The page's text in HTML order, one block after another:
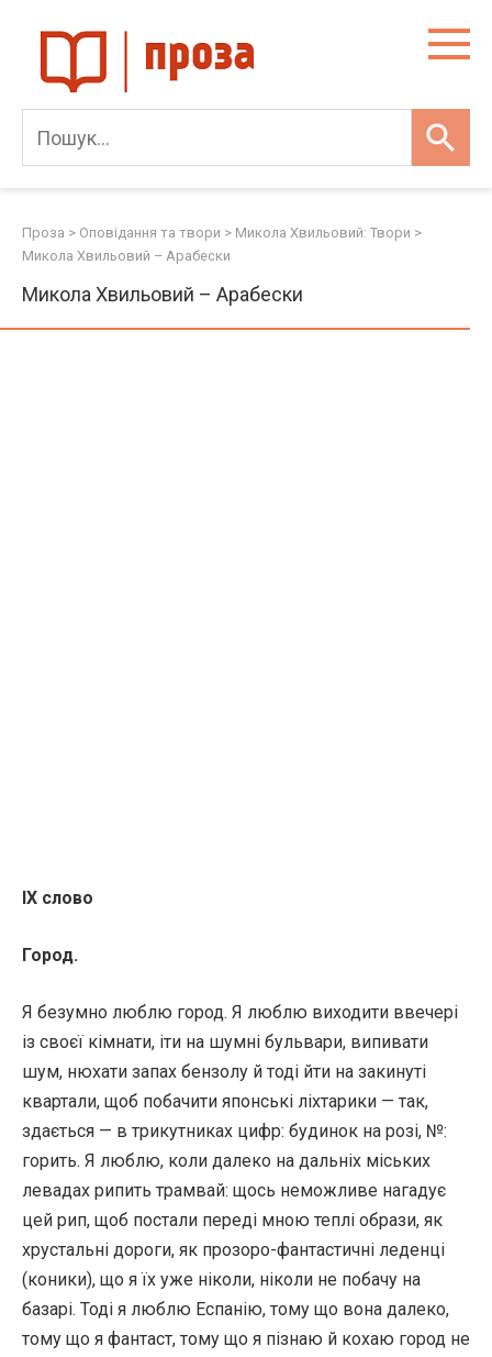
content
Проза > Оповідання та твори > Микола Хвильовий: Твори >
Микола Хвильовий – Арабески
Микола Хвильовий – Арабески
IX слово
Город.
Я безумно люблю город. Я люблю виходити ввечері
із своєї кімнати, іти на шумні бульвари, випивати
шум, нюхати запах бензолу й тоді йти на закинуті
квартали, щоб побачити японські ліхтарики — так,
здається — в трикутниках цифр: будинок на розі, №:
горить. Я люблю, коли далеко на дальніх міських
левадах рипить трамвай: щось неможливе нагадує
цей рип, щоб постали переді мною теплі образи, як
хрустальні дороги, як прозоро-фантастичні леденці
(коники), що я їх уже ніколи, ніколи не побачу на
базарі. Тоді я люблю Еспанію, тому що вона далеко,
тому що я фантаст, тому що я пізнаю й кохаю город не